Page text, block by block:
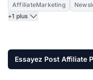
AffiliateMarketing
+1 plus
Essayez Post Affiliate